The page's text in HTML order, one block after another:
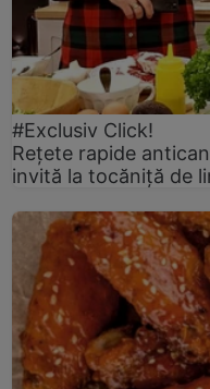
#Exclusiv Click!
Rețete rapide
invită la tocăniță de